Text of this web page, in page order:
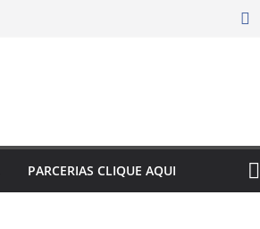
PARCERIAS CLIQUE AQUI